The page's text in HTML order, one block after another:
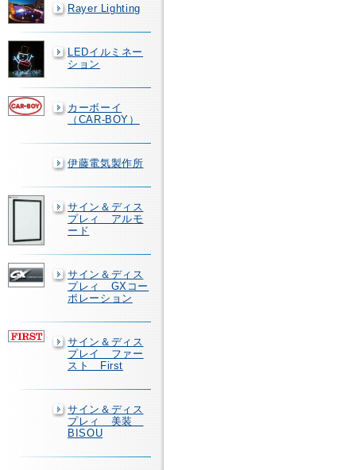
Rayer Lighting
LEDイルミネー
ション
カーボーイ
（CAR-BOY）
伊藤電気製作所
サイン＆ディス
プレィ アルモ
ード
サイン＆ディス
プレィ GXコー
ポレーション
サイン＆ディス
プレイ ファー
スト First
サイン＆ディス
プレィ 美装
BISOU